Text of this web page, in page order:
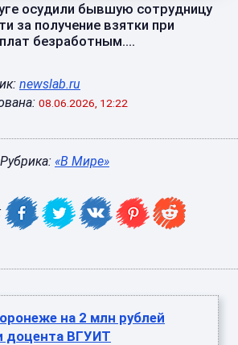
осудили бывшую сотрудницу
за получение взятки при
безработным....
newslab.ru
08.06.2026, 12:22
Рубрика: «В Мире»
на 2 млн рублей
доцента ВГУИТ